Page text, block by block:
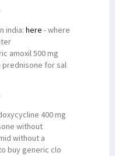
india: here - where
amoxil 500 mg
prednisone for sal
400 mg
without
without a
buy generic clo